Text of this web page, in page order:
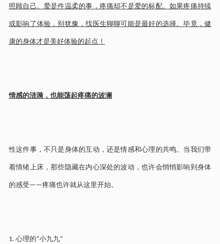
照顾自己。爱是件温柔的事，疼痛却不是爱的标配。如果疼痛持续
或影响了体验，别犹豫，找医生聊聊可能是最好的选择。毕竟，健
康的身体才是美好体验的起点！
情感的涟漪，也能荡起疼痛的波澜
性这件事，不只是身体的互动，还是情感和心理的共鸣。当我们带
着情绪上床，那些隐藏在内心深处的波动，也许会悄悄影响到身体
的感受——疼痛也许就从这里开始。
1. 心理的“小九九”